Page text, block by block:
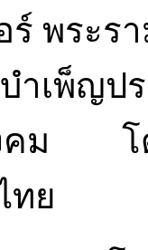
ร์ พระร
ำเพ็ญป
คม โด
ทย